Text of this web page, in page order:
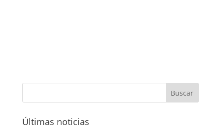
Últimas noticias